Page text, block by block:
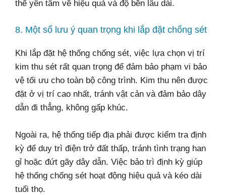
thể yên tâm về hiệu quả và độ bền lâu dài.
8. Một số lưu ý quan trọng khi lắp đặt chống sét
Khi lắp đặt hệ thống chống sét, việc lựa chọn vị trí
kim thu sét rất quan trọng để đảm bảo phạm vi bảo
vệ tối ưu cho toàn bộ công trình. Kim thu nên được
đặt ở vị trí cao nhất, tránh vật cản và đảm bảo dây
dẫn đi thẳng, không gấp khúc.
Ngoài ra, hệ thống tiếp địa phải được kiểm tra định
kỳ để duy trì điện trở đất thấp, tránh tình trạng han
gỉ hoặc đứt gãy dây dẫn. Việc bảo trì định kỳ giúp
hệ thống chống sét hoạt động hiệu quả và kéo dài
tuổi thọ.